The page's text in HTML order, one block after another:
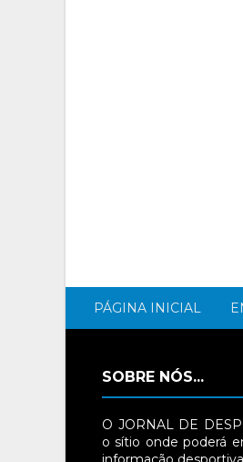
PÁGINA INICIAL
SOBRE NÓS...
O JORNAL DE
o sítio onde poderá